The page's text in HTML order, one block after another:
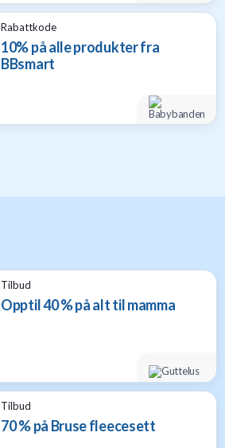
Rabattkode
10% på alle produkter fra
BBsmart
Tilbud
Opptil 40 % på alt til mamma
Tilbud
70 % på Bruse fleecesett